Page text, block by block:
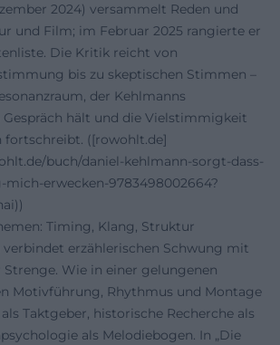
2024) versammelt Reden und
und Film; im Februar 2025 rangierte er
Die Kritik reicht von
bis zu skeptischen Stimmen –
der Kehlmanns
hält und die Vielstimmigkeit
([rowohlt.de]
buch/daniel-kehlmann-sorgt-dass-
mich-erwecken-9783498002664?
Timing, Klang, Struktur
verbindet erzählerischen Schwung mit
Wie in einer gelungenen
Motivführung, Rhythmus und Montage
Taktgeber, historische Recherche als
als Melodiebogen. In „Die